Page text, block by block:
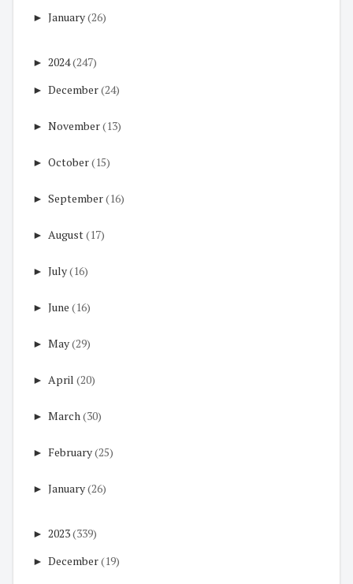
► January(26)
► 2024(247)
► December(24)
► November(13)
► October(15)
► September(16)
► August(17)
► July(16)
► June (16)
► May(29)
► April (20)
► March(30)
► February(25)
► January(26)
► 2023(339)
► December(19)